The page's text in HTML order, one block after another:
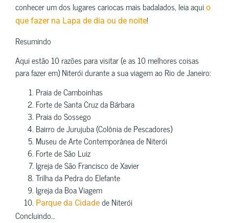
conhecer um dos lugares cariocas mais badalados, leia aqui o
que fazer na Lapa de dia ou de noite!
Resumindo
Aqui estão 10 razões para visitar (e as 10 melhores coisas
para fazer em) Niterói durante a sua viagem ao Rio de Janeiro:
Praia de Camboinhas
Forte de Santa Cruz da Bárbara
Praia do Sossego
Bairro de Jurujuba (Colônia de Pescadores)
Museu de Arte Contemporânea de Niterói
Forte de São Luiz
Igreja de São Francisco de Xavier
Trilha da Pedra do Elefante
Igreja da Boa Viagem
Parque da Cidade de Niterói
Concluindo…